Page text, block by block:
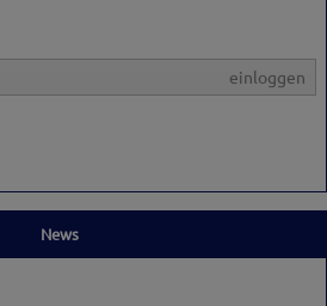
einloggen
News